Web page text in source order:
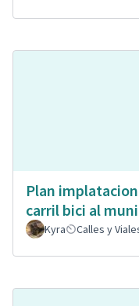
Plan
carril bici al
Kyra Calles y